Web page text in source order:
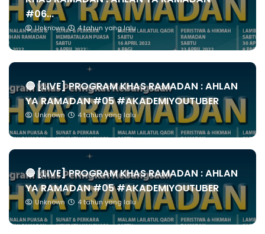
#06...
Unknown 4 tahun yang lalu
🔴 [LIVE] PROGRAM KHAS RAMADAN : AHLAN
YA RAMADAN #05 #AKADEMIYOUTUBER
Unknown 4 tahun yang lalu
🔴 [LIVE] PROGRAM KHAS RAMADAN : AHLAN
YA RAMADAN #05 #AKADEMIYOUTUBER
Unknown 4 tahun yang lalu